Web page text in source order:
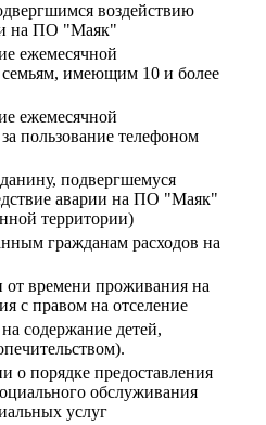
воздействию
на ПО "Маяк"
ежемесячной
имеющим 10 и более
ежемесячной
пользование телефоном
подвергшемуся
аварии на ПО "Маяк"
территории)
гражданам расходов на
от времени проживания на
с правом на отселение
содержание детей,
о порядке предоставления
обслуживания
услуг